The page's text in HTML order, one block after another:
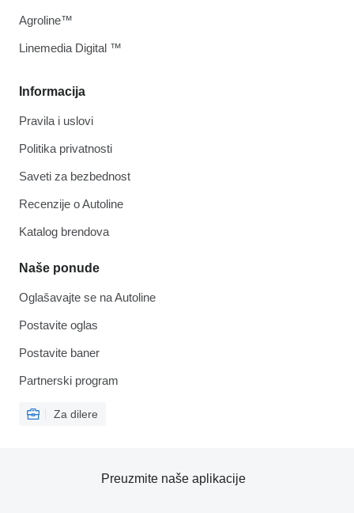
Informacija
Pravila i uslovi
Politika privatnosti
Saveti za bezbednost
Recenzije o Autoline
Katalog brendova
Naše ponude
Oglašavajte se na Autoline
Postavite oglas
Postavite baner
Partnerski program
Za dilere
Agroline™
Linemedia Digital ™
Preuzmite naše aplikacije